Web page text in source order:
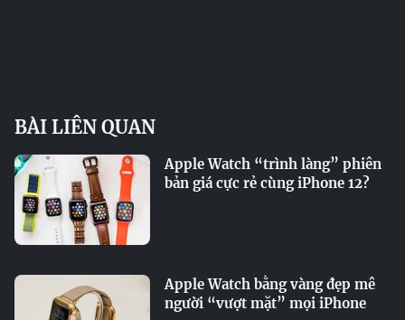
BÀI LIÊN QUAN
Apple Watch “trình làng” phiên
bản giá cực rẻ cùng iPhone 12?
Apple Watch bằng vàng đẹp mê
người “vượt mặt” mọi iPhone